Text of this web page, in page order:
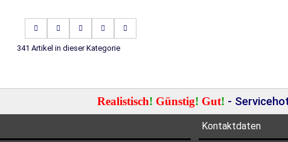
341 Artikel in dieser Kategorie
Realistisch! Günstig! Gut! -
Kontaktdaten